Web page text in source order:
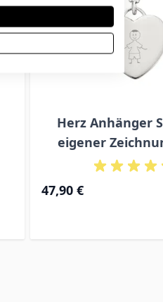
Herz Anhänger
eigener
47,90 €